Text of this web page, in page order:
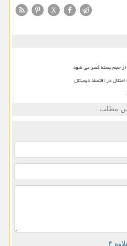
X
از حجم بسته کسر می شود
در اقتصاد دیجیتال
مطلب